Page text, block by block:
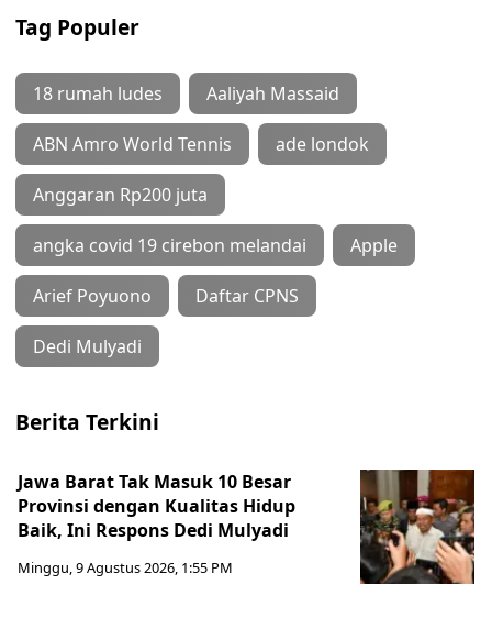
Tag Populer
18 rumah ludes Aaliyah Massaid
ABN Amro World Tennis ade londok
Anggaran Rp200 juta
angka covid 19 cirebon melandai Apple
Arief Poyuono Daftar CPNS
Dedi Mulyadi
Berita Terkini
Jawa Barat Tak Masuk 10 Besar
Provinsi dengan Kualitas Hidup
Baik, Ini Respons Dedi Mulyadi
Minggu, 9 Agustus 2026, 1:55 PM